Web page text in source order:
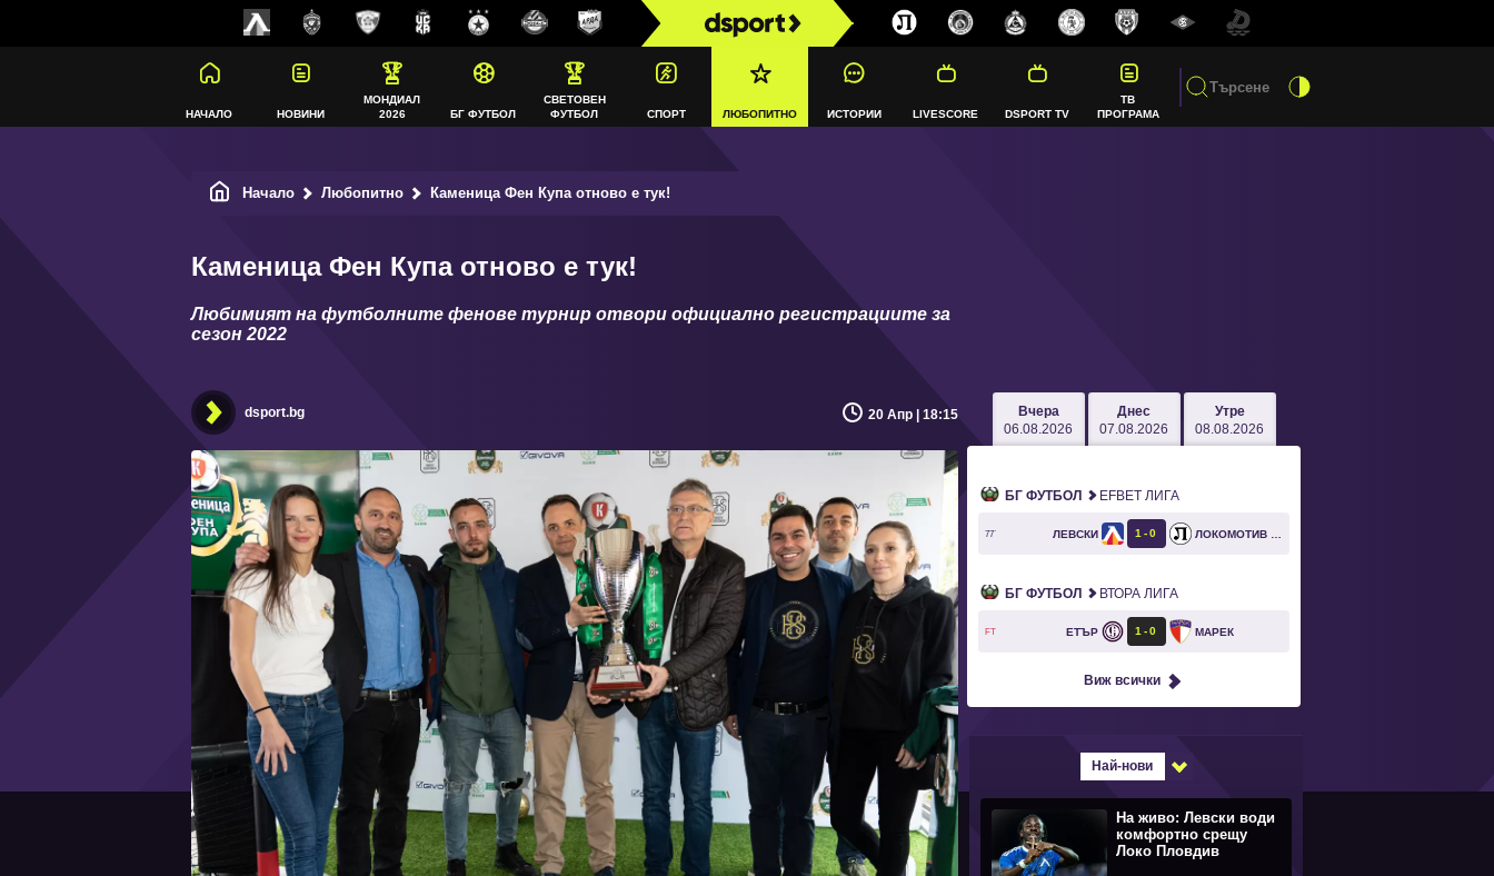
НАЧАЛО НОВИНИ
МОНДИАЛ
2026
БГ ФУТБОЛ
СВЕТОВЕН
ФУТБОЛ
СПОРТ ЛЮБОПИТНО ИСТОРИИ LIVESCORE DSPORT TV
ТВ
ПРОГРАМА
Начало Любопитно Каменица Фен Купа отново е тук!
Каменица Фен Купа отново е тук!
Любимият на футболните фенове турнир отвори официално регистрациите за
сезон 2022
dsport.bg 20 Апр | 18:15
Вчера
06.08.2026
Днес
07.08.2026
Утре
08.08.2026
БГ ФУТБОЛ EFBET ЛИГА
77` ЛЕВСКИ 1 0
БГ ФУТБОЛ ВТОРА ЛИГА
FT ЕТЪР 1 0 МАРЕК
Виж всички
Най-нови
На живо: Левски води
комфортно срещу
Локо Пловдив